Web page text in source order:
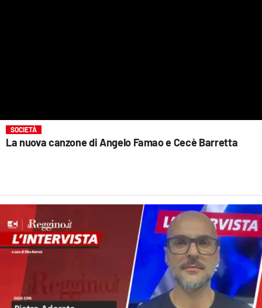
App
ANDROID
SOCIETÀ
La nuova canzone di Angelo Famao e Cecè Barretta